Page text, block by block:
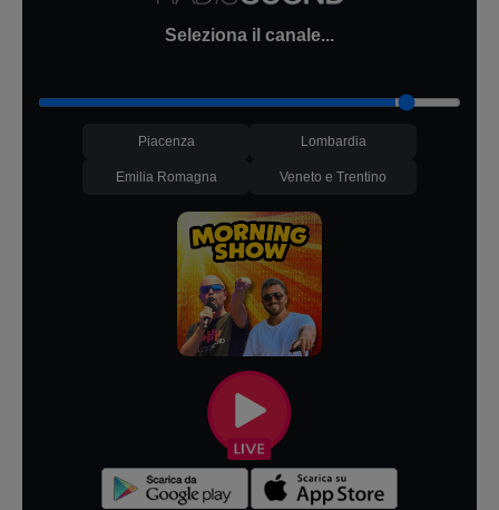
Seleziona il canale...
Piacenza Lombardia
Emilia Romagna Veneto e Trentino